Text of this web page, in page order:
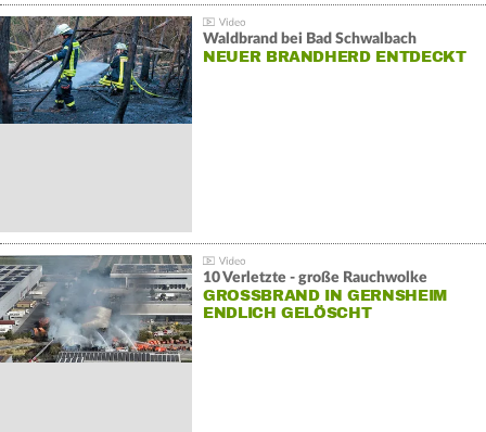
Waldbrand bei Bad Schwalbach
NEUER BRANDHERD ENTDECKT
10 Verletzte - große Rauchwolke
GROSSBRAND IN GERNSHEIM E
NDLICH GELÖSCHT